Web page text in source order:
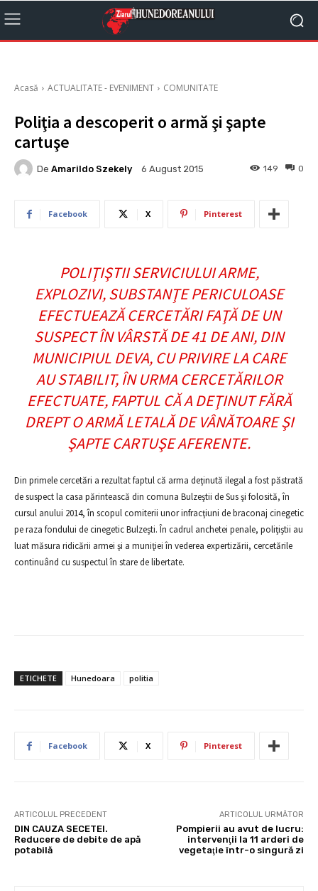
Acasă ACTUALITATE - EVENIMENT COMUNITATE
Poliţia a descoperit o armă şi şapte
cartuşe
De Amarildo Szekely 6 August 2015 0
149
Facebook X Pinterest
POLIŢIŞTII SERVICIULUI ARME,
EXPLOZIVI, SUBSTANŢE PERICULOASE
EFECTUEAZĂ CERCETĂRI FAŢĂ DE UN
SUSPECT ÎN VÂRSTĂ DE 41 DE ANI, DIN
MUNICIPIUL DEVA, CU PRIVIRE LA CARE
AU STABILIT, ÎN URMA CERCETĂRILOR
EFECTUATE, FAPTUL CĂ A DEŢINUT FĂRĂ
DREPT O ARMĂ LETALĂ DE VÂNĂTOARE ŞI
ŞAPTE CARTUŞE AFERENTE.
Din primele cercetări a rezultat faptul că arma deţinută ilegal a fost păstrată
de suspect la casa părintească din comuna Bulzeştii de Sus şi folosită, în
cursul anului 2014, în scopul comiterii unor infracţiuni de braconaj cinegetic
pe raza fondului de cinegetic Bulzeşti. În cadrul anchetei penale, poliţiştii au
luat măsura ridicării armei şi a muniţiei în vederea expertizării, cercetările
continuând cu suspectul în stare de libertate.
ETICHETE Hunedoara politia
Facebook X Pinterest
ARTICOLUL PRECEDENT
DIN CAUZA SECETEI.
Reducere de debite de apă
potabilă
ARTICOLUL URMĂTOR
Pompierii au avut de lucru:
intervenţii la 11 arderi de
vegetaţie într-o singură zi